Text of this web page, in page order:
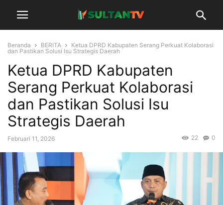
Beranda BERITA
Ketua DPRD Kabupaten Serang Perkuat Kolaborasi
dan Pastikan Solusi Isu Strategis Daerah
Ketua DPRD Kabupaten
Serang Perkuat Kolaborasi
dan Pastikan Solusi Isu
Strategis Daerah
Februari 11, 2026 0
22